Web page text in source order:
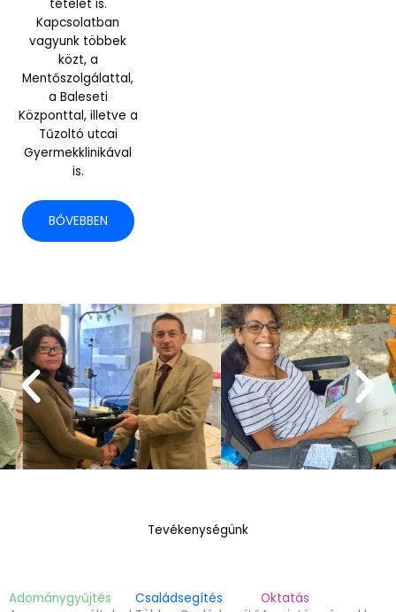
tételét is.
Kapcsolatban
vagyunk többek
közt, a
Mentőszolgálattal,
a Baleseti
Központtal, illetve a
Tűzoltó utcai
Gyermekklinikával
is.
BŐVEBBEN
Tevékenységünk
Adománygyűjtés
Családsegítés
Oktatás